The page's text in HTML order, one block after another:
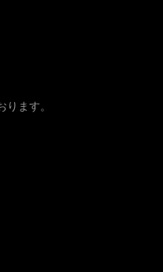
ます。